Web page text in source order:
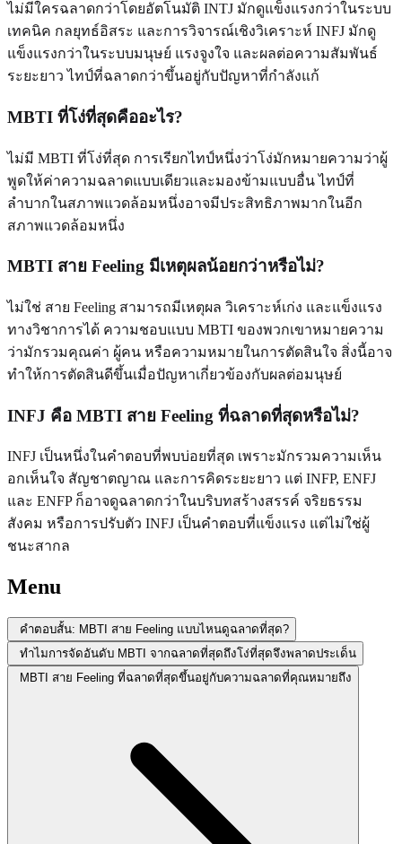
ไม่มีใครฉลาดกว่าโดยอัตโนมัติ INTJ มักดูแข็งแรงกว่าในระบบ
เทคนิค กลยุทธ์อิสระ และการวิจารณ์เชิงวิเคราะห์ INFJ มักดู
แข็งแรงกว่าในระบบมนุษย์ แรงจูงใจ และผลต่อความสัมพันธ์
ระยะยาว ไทป์ที่ฉลาดกว่าขึ้นอยู่กับปัญหาที่กำลังแก้
MBTI ที่โง่ที่สุดคืออะไร?
ไม่มี MBTI ที่โง่ที่สุด การเรียกไทป์หนึ่งว่าโง่มักหมายความว่าผู้
พูดให้ค่าความฉลาดแบบเดียวและมองข้ามแบบอื่น ไทป์ที่
ลำบากในสภาพแวดล้อมหนึ่งอาจมีประสิทธิภาพมากในอีก
สภาพแวดล้อมหนึ่ง
MBTI สาย Feeling มีเหตุผลน้อยกว่าหรือไม่?
ไม่ใช่ สาย Feeling สามารถมีเหตุผล วิเคราะห์เก่ง และแข็งแรง
ทางวิชาการได้ ความชอบแบบ MBTI ของพวกเขาหมายความ
ว่ามักรวมคุณค่า ผู้คน หรือความหมายในการตัดสินใจ สิ่งนี้อาจ
ทำให้การตัดสินดีขึ้นเมื่อปัญหาเกี่ยวข้องกับผลต่อมนุษย์
INFJ คือ MBTI สาย Feeling ที่ฉลาดที่สุดหรือไม่?
INFJ เป็นหนึ่งในคำตอบที่พบบ่อยที่สุด เพราะมักรวมความเห็น
อกเห็นใจ สัญชาตญาณ และการคิดระยะยาว แต่ INFP, ENFJ
และ ENFP ก็อาจดูฉลาดกว่าในบริบทสร้างสรรค์ จริยธรรม
สังคม หรือการปรับตัว INFJ เป็นคำตอบที่แข็งแรง แต่ไม่ใช่ผู้
ชนะสากล
Menu
คำตอบสั้น: MBTI สาย Feeling แบบไหนดูฉลาดที่สุด?
ทำไมการจัดอันดับ MBTI จากฉลาดที่สุดถึงโง่ที่สุดจึงพลาดประเด็น
MBTI สาย Feeling ที่ฉลาดที่สุดขึ้นอยู่กับความฉลาดที่คุณหมายถึง